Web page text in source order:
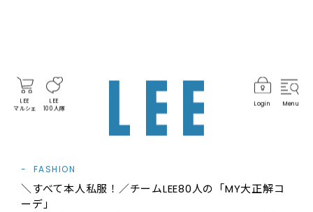
LEE
マルシェ
LEE
100人隊
Login Menu
FASHION
＼すべて本人私服！／チームLEE80人の「MY大正解コ
ーデ」